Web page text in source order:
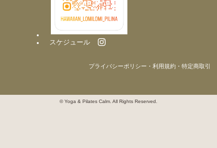
スケジュール
プライバシーポリシー・利用規約・特定商取引
© Yoga & Pilates Calm. All Rights Reserved.